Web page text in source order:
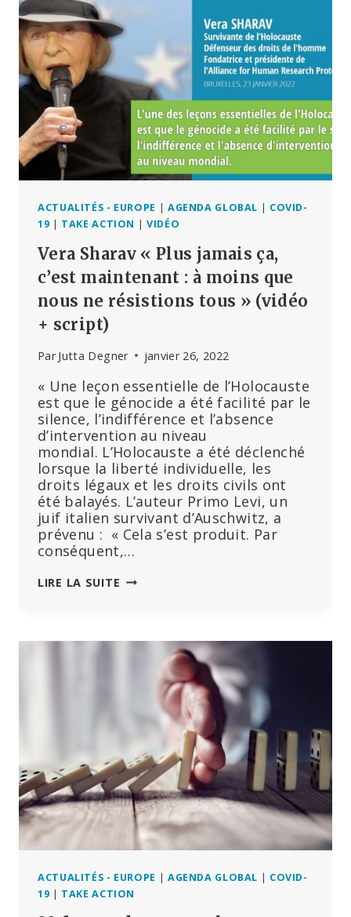
UNE
POUR
TOUTE
ET
NOUS
AVONS
BESOIN
VOTRE
!“
DÉCLARE
DÉPUTÉ
EUROPÉEN
ROB
ROOS
ACTUALITÉS - EUROPE | AGENDA GLOBAL | COVID-
19 | TAKE ACTION | VIDÉO
Vera Sharav « Plus jamais ça,
c’est maintenant : à moins que
nous ne résistions tous » (vidéo
+ script)
Par Jutta Degner janvier 26, 2022
« Une leçon essentielle de l’Holocauste
est que le génocide a été facilité par le
silence, l’indifférence et l’absence
d’intervention au niveau
mondial. L’Holocauste a été déclenché
lorsque la liberté individuelle, les
droits légaux et les droits civils ont
été balayés. L’auteur Primo Levi, un
juif italien survivant d’Auschwitz, a
prévenu : « Cela s’est produit. Par
conséquent,…
LIRE LA SUITE VERA
MAINTENANT
MOINS
NOUS
NE
RÉSISTIONS
TOUS »
(VIDÉO
ACTUALITÉS - EUROPE | AGENDA GLOBAL | COVID-
19 | TAKE ACTION